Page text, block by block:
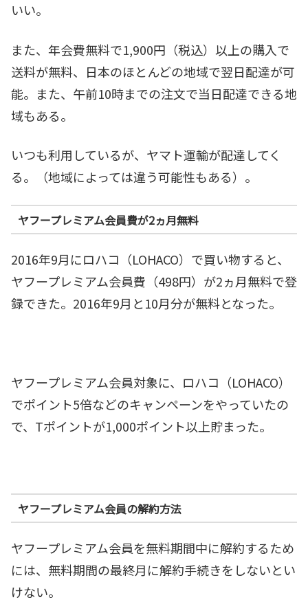
いい。
また、年会費無料で1,900円（税込）以上の購入で
送料が無料、日本のほとんどの地域で翌日配達が可
能。また、午前10時までの注文で当日配達できる地
域もある。
いつも利用しているが、ヤマト運輸が配達してく
る。（地域によっては違う可能性もある）。
ヤフープレミアム会員費が2ヵ月無料
2016年9月にロハコ（LOHACO）で買い物すると、
ヤフープレミアム会員費（498円）が2ヵ月無料で登
録できた。2016年9月と10月分が無料となった。
ヤフープレミアム会員対象に、ロハコ（LOHACO）
でポイント5倍などのキャンペーンをやっていたの
で、Tポイントが1,000ポイント以上貯まった。
ヤフープレミアム会員の解約方法
ヤフープレミアム会員を無料期間中に解約するため
には、無料期間の最終月に解約手続きをしないとい
けない。